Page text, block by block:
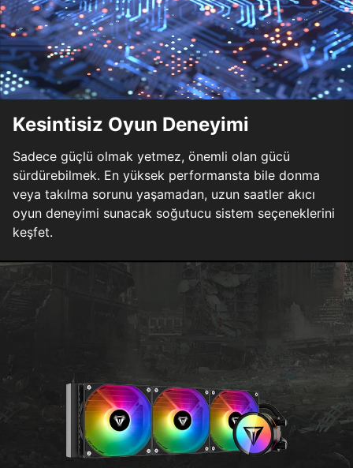
Kesintisiz Oyun Deneyimi
Sadece güçlü olmak yetmez, önemli olan gücü
sürdürebilmek. En yüksek performansta bile donma
veya takılma sorunu yaşamadan, uzun saatler akıcı
oyun deneyimi sunacak soğutucu sistem seçeneklerini
keşfet.